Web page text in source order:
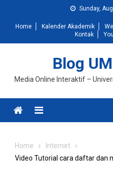
content
Sunday,
Home Kalender Akademik
Kontak
Blog
Media Online Interaktif –
Menu
Home
Internet
Video Tutorial cara daftar dan